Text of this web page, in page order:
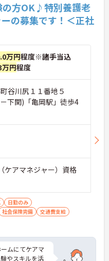
の方OK♪特別養護老
の募集です！＜正社
万円程度※諸手当込
円程度
谷川尻１１番地５
下関)「亀岡駅」徒歩4
ケアマネジャー）資格
日勤のみ
社会保険完備
交通費支給
ムにてケアマ
やスキルを活